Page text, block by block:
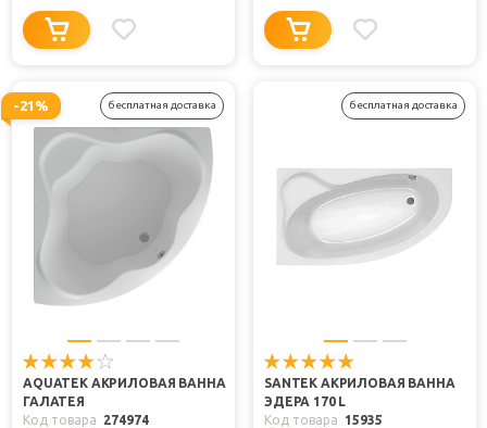
-21% бесплатная доставка
AQUATEK АКРИЛОВАЯ ВАННА
ГАЛАТЕЯ
Код товара
274974
бесплатная доставка
SANTEK АКРИЛОВАЯ ВАННА
ЭДЕРА 170 L
Код товара
15935